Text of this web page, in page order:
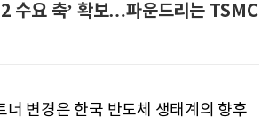
수요 축’ 확보…파운드리는 TSMC
너 변경은 한국 반도체 생태계의 향후